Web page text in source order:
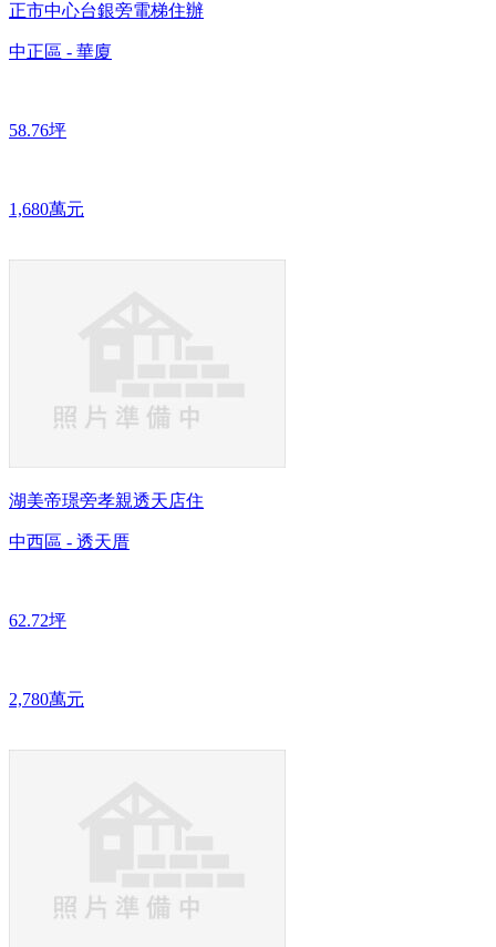
正市中心台銀旁電梯住辦
中正區 - 華廈
58.76坪
1,680萬元
湖美帝璟旁孝親透天店住
中西區 - 透天厝
62.72坪
2,780萬元